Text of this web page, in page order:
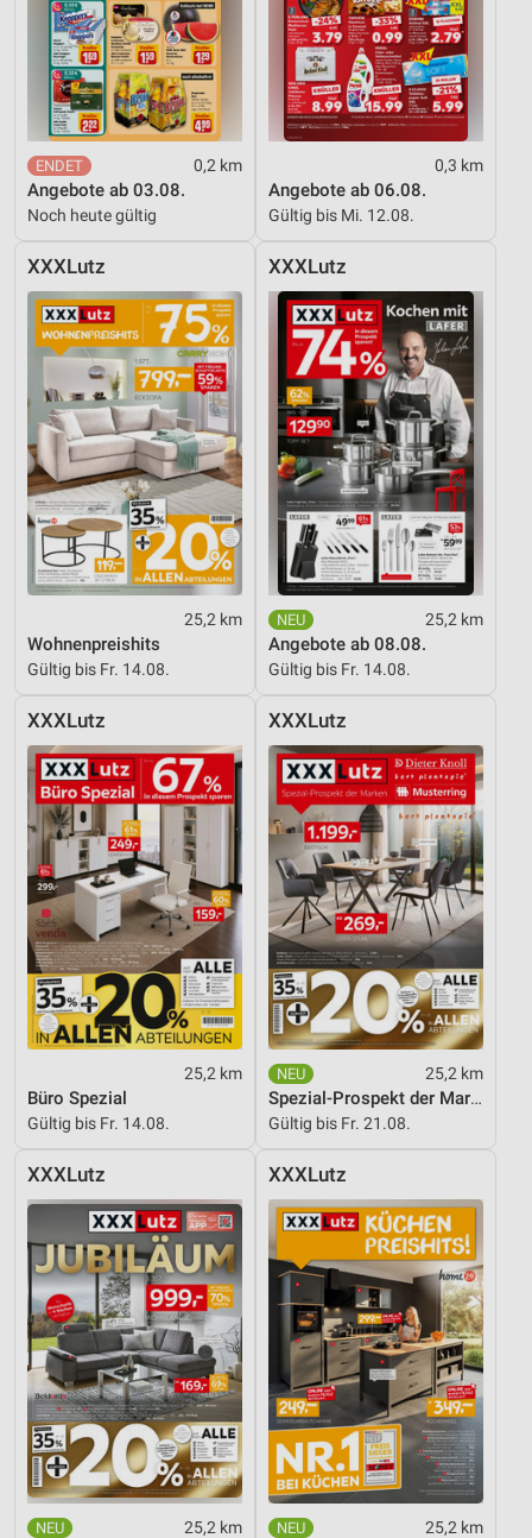
0,2 km
Angebote ab 03.08.
Noch heute gültig
0,3 km
Angebote ab 06.08.
Gültig bis Mi. 12.08.
XXXLutz
25,2 km
Wohnenpreishits
Gültig bis Fr. 14.08.
XXXLutz
25,2 km
Angebote ab 08.08.
Gültig bis Fr. 14.08.
XXXLutz
25,2 km
Büro Spezial
Gültig bis Fr. 14.08.
XXXLutz
25,2 km
Spezial-Prospekt der Marken
Gültig bis Fr. 21.08.
XXXLutz
25,2 km
XXXLutz
25,2 km